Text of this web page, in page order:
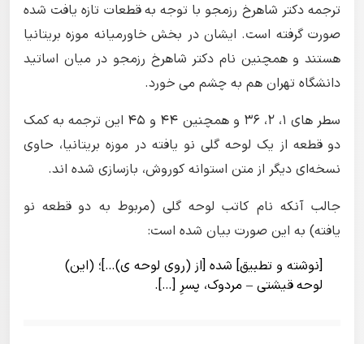
ترجمه دکتر شاهرخ رزمجو با توجه به قطعات تازه یافت شده
صورت گرفته است. ایشان در بخش خاورمیانه موزه بریتانیا
هستند و همچنین نام دکتر شاهرخ رزمجو در میان اساتید
دانشگاه تهران هم به چشم می خورد.
سطر های ۱، ۲، ۳۶ و همچنین ۴۴ و ۴۵ این ترجمه به کمک
دو قطعه از یک لوحه گلی نو یافته در موزه بریتانیا، حاوی
نسخه‌ای دیگر از متن استوانه کوروش، بازسازی شده اند.
جالب آنکه نام کاتب لوحه گلی (مربوط به دو قطعه نو
یافته) به این صورت بیان شده است:
[نوشته و تطبیق] شده [از (روی لوحه ی)…]؛ (این)
لوحه قیشتی – مردوک، پسرِ […].